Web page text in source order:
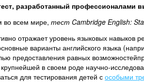
разработанный профессионалами
во всем мире, тест Cambridge English:
отражает уровень языковых навыков
варианты английского языка
предоставления равных возможностей
крупнейшей в своем роде научно-
для тестирования детей с особыми